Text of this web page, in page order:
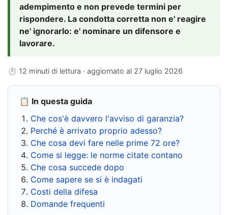
adempimento e non prevede termini per
rispondere. La condotta corretta non e' reagire
ne' ignorarlo: e' nominare un difensore e
lavorare.
⏱ 12 minuti di lettura · aggiornato al 27 luglio 2026
📋 In questa guida
Che cos'è davvero l'avviso di garanzia?
Perché è arrivato proprio adesso?
Che cosa devi fare nelle prime 72 ore?
Come si legge: le norme citate contano
Che cosa succede dopo
Come sapere se si è indagati
Costi della difesa
Domande frequenti